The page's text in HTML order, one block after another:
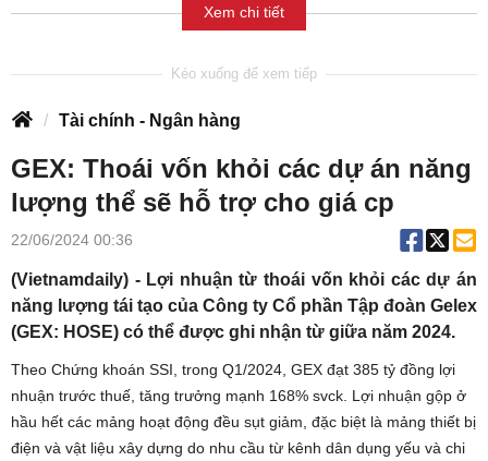
Xem chi tiết
Tài chính - Ngân hàng
GEX: Thoái vốn khỏi các dự án năng
lượng thể sẽ hỗ trợ cho giá cp
22/06/2024 00:36
(Vietnamdaily) - Lợi nhuận từ thoái vốn khỏi các dự án
năng lượng tái tạo của Công ty Cổ phần Tập đoàn Gelex
(GEX: HOSE) có thể được ghi nhận từ giữa năm 2024.
Theo Chứng khoán SSI, trong Q1/2024, GEX đạt 385 tỷ đồng lợi
nhuận trước thuế, tăng trưởng mạnh 168% svck. Lợi nhuận gộp ở
hầu hết các mảng hoạt động đều sụt giảm, đặc biệt là mảng thiết bị
điện và vật liệu xây dựng do nhu cầu từ kênh dân dụng yếu và chi